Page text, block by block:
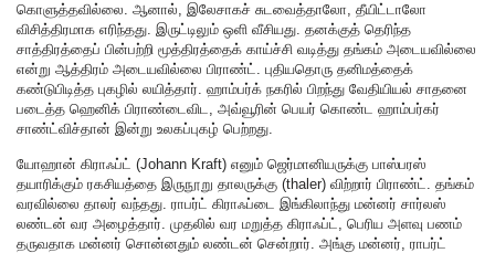
கொளுத்தவில்லை. ஆனால், இலேசாகச் சுடவைத்தாலோ, தீயிட்டாலோ
விசித்திரமாக எரிந்தது. இருட்டிலும் ஒளி வீசியது. தனக்குத் தெரிந்த
சாத்திரத்தைப் பின்பற்றி மூத்திரத்தைக் காய்ச்சி வடித்து தங்கம் அடையவில்லை
என்று ஆத்திரம் அடையவில்லை பிராண்ட். புதியதொரு தனிமத்தைக்
கண்டுபிடித்த புகழில் லயித்தார். ஹாம்பர்க் நகரில் பிறந்து வேதியியல் சாதனை
படைத்த ஹெனிக் பிராண்டைவிட, அவ்வூரின் பெயர் கொண்ட ஹாம்பர்கர்
சாண்ட்விச்தான் இன்று உலகப்புகழ் பெற்றது.
யோஹான் கிராஃப்ட் (Johann Kraft) எனும் ஜெர்மானியருக்கு பாஸ்பரஸ்
தயாரிக்கும் ரகசியத்தை இருநூறு தாலருக்கு (thaler) விற்றார் பிராண்ட். தங்கம்
வரவில்லை தாலர் வந்தது. ராபர்ட் கிராஃப்டை இங்கிலாந்து மன்னர் சார்லஸ்
லண்டன் வர அழைத்தார். முதலில் வர மறுத்த கிராஃப்ட், பெரிய அளவு பணம்
தருவதாக மன்னர் சொன்னதும் லண்டன் சென்றார். அங்கு மன்னர், ராபர்ட்